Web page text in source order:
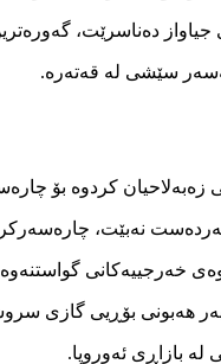
جیاواز دەناسرێت،
سێشی لە قەتەرە.
زەبەلاحیان كردوە بۆ
نەبێت،
خەرجییەكانی
هەبونی بۆڕیی گازی
لە بازاڕی ئەوروپا.